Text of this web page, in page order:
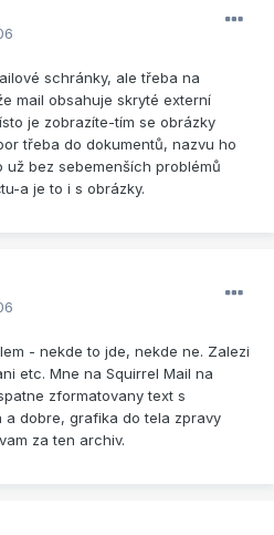
schránky, ale třeba na
mail obsahuje skryté externí
je zobrazíte-tím se obrázky
třeba do dokumentů, nazvu ho
bez sebemenších problémů
a je to i s obrázky.
- nekde to jde, nekde ne. Zalezi
etc. Mne na Squirrel Mail na
zformatovany text s
a dobre, grafika do tela zpravy
za ten archiv.